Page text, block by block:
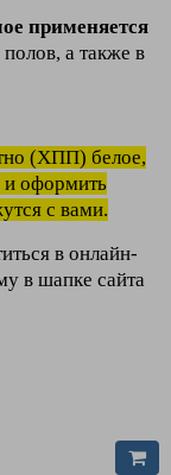
применяется
а также в
(ХПП) белое,
и оформить
с вами.
в онлайн-
в шапке сайта